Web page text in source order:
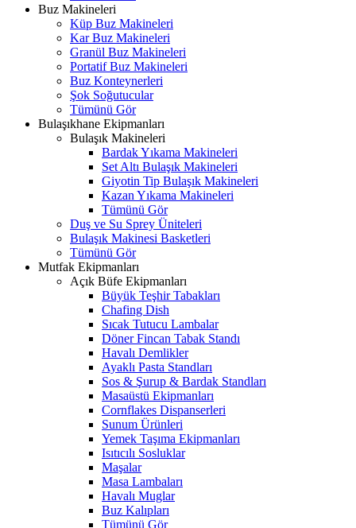
Buz Makineleri
Küp Buz Makineleri
Kar Buz Makineleri
Granül Buz Makineleri
Portatif Buz Makineleri
Buz Konteynerleri
Şok Soğutucular
Tümünü Gör
Bulaşıkhane Ekipmanları
Bulaşık Makineleri
Bardak Yıkama Makineleri
Set Altı Bulaşık Makineleri
Giyotin Tip Bulaşık Makineleri
Kazan Yıkama Makineleri
Tümünü Gör
Duş ve Su Sprey Üniteleri
Bulaşık Makinesi Basketleri
Tümünü Gör
Mutfak Ekipmanları
Açık Büfe Ekipmanları
Büyük Teşhir Tabakları
Chafing Dish
Sıcak Tutucu Lambalar
Döner Fincan Tabak Standı
Havalı Demlikler
Ayaklı Pasta Standları
Sos & Şurup & Bardak Standları
Masaüstü Ekipmanları
Cornflakes Dispanserleri
Sunum Ürünleri
Yemek Taşıma Ekipmanları
Isıtıcılı Sosluklar
Maşalar
Masa Lambaları
Havalı Muglar
Buz Kalıpları
Tümünü Gör